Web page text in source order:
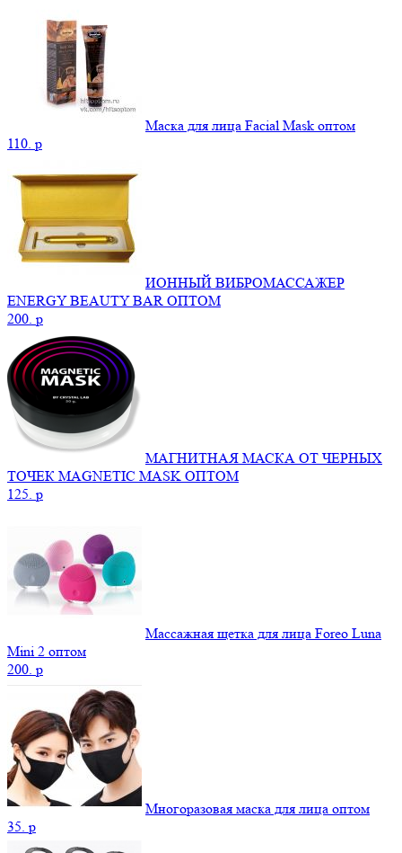
Маска для лица Facial Mask оптом
110. p
ИОННЫЙ ВИБРОМАССАЖЕР
ENERGY BEAUTY BAR ОПТОМ
200. p
МАГНИТНАЯ МАСКА ОТ ЧЕРНЫХ
ТОЧЕК MAGNETIC MASK ОПТОМ
125. p
Массажная щетка для лица Foreo Luna
Mini 2 оптом
200. p
Многоразовая маска для лица оптом
35. p